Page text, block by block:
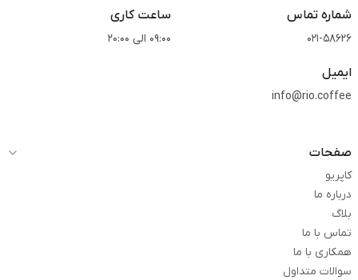
شماره تماس
021-58626
ساعت کاری
09:00 الی 20:00
ایمیل
info@rio.coffee
صفحات
کاپریو
درباره ما
بلاگ
تماس با ما
همکاری با ما
سوالات متداول